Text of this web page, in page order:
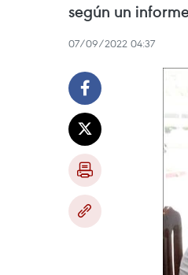
según un
07/09/2022 04:37